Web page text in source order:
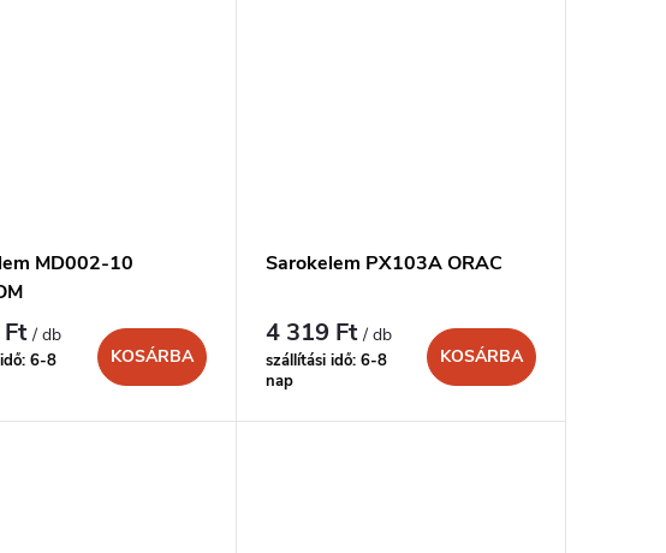
MD002-10
Ft/ db
6-8
KOSÁRBA
Sarokelem PX103A ORAC
4 319 Ft/ db
szállítási idő: 6-8
nap
KOSÁRBA